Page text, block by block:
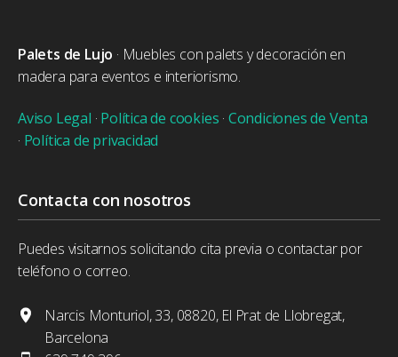
Palets de Lujo · Muebles con palets y decoración en
madera para eventos e interiorismo.
Aviso Legal · Política de cookies · Condiciones de Venta
· Política de privacidad
Contacta con nosotros
Puedes visitarnos solicitando cita previa o contactar por
teléfono o correo.
Narcis Monturiol, 33, 08820, El Prat de Llobregat,
Barcelona